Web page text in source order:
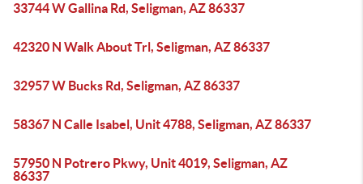
33744 W Gallina Rd, Seligman, AZ 86337
42320 N Walk About Trl, Seligman, AZ 86337
32957 W Bucks Rd, Seligman, AZ 86337
58367 N Calle Isabel, Unit 4788, Seligman, AZ 86337
57950 N Potrero Pkwy, Unit 4019, Seligman, AZ
86337